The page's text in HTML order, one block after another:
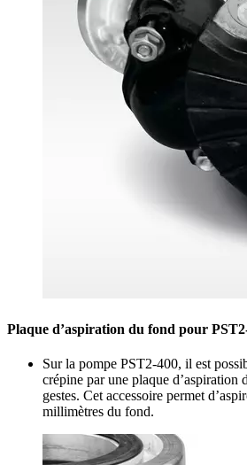
Plaque d’aspiration du fond pour
Sur la pompe PST2-400, il est
crépine par une plaque d’aspiration
gestes. Cet accessoire permet
millimètres du fond.